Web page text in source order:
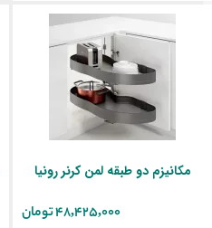
مکانیزم دو طبقه لمن کرنر رونیا
‎48,425,000 تومان